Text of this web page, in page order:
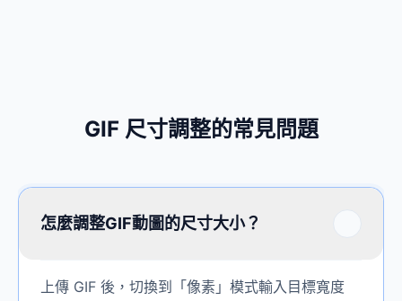
GIF 尺寸調整的常見問題
怎麼調整GIF動圖的尺寸大小？
上傳 GIF 後，切換到「像素」模式輸入目標寬度